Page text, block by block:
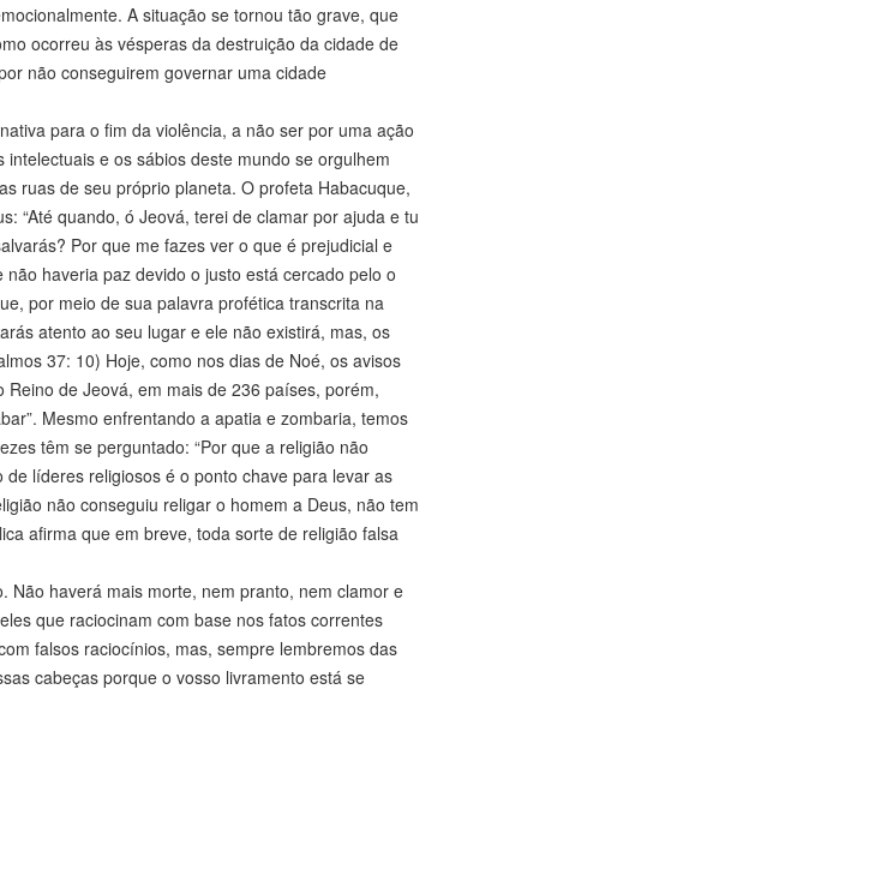
A situação se tornou tão grave, que
ocorreu às vésperas da destruição da cidade de
não conseguirem governar uma cidade
para o fim da violência, a não ser por uma ação
e os sábios deste mundo se orgulhem
ruas de seu próprio planeta. O profeta Habacuque,
“Até quando, ó Jeová, terei de clamar por ajuda e tu
Por que me fazes ver o que é prejudicial e
haveria paz devido o justo está cercado pelo o
por meio de sua palavra profética transcrita na
atento ao seu lugar e ele não existirá, mas, os
37: 10) Hoje, como nos dias de Noé, os avisos
de Jeová, em mais de 236 países, porém,
Mesmo enfrentando a apatia e zombaria, temos
têm se perguntado: “Por que a religião não
líderes religiosos é o ponto chave para levar as
não conseguiu religar o homem a Deus, não tem
afirma que em breve, toda sorte de religião falsa
haverá mais morte, nem pranto, nem clamor e
que raciocinam com base nos fatos correntes
falsos raciocínios, mas, sempre lembremos das
cabeças porque o vosso livramento está se